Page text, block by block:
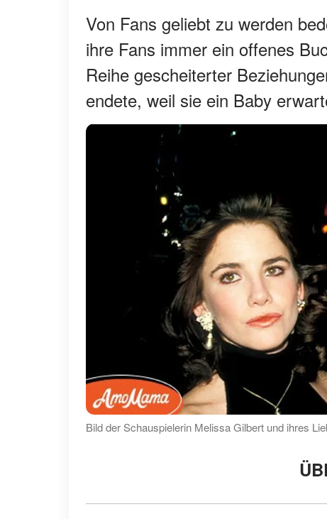
Von Fans geliebt zu werden
ihre Fans immer ein offenes
Reihe gescheiterter
endete, weil sie ein Baby
Bild der Schauspielerin Melissa Gilbert und ihres